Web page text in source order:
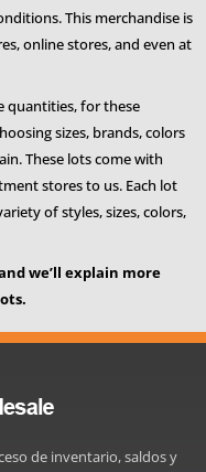
This merchandise is
online stores, and even at
quantities, for these
sizes, brands, colors
These lots come with
stores to us. Each lot
of styles, sizes, colors,
we’ll explain more
de inventario, saldos y